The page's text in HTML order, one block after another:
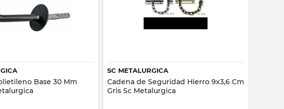
Vista rápida
Base 30 Mm
SC METALURGICA
Cadena de Seguridad Hierro 9x3,6 Cm
Gris Sc Metalurgica